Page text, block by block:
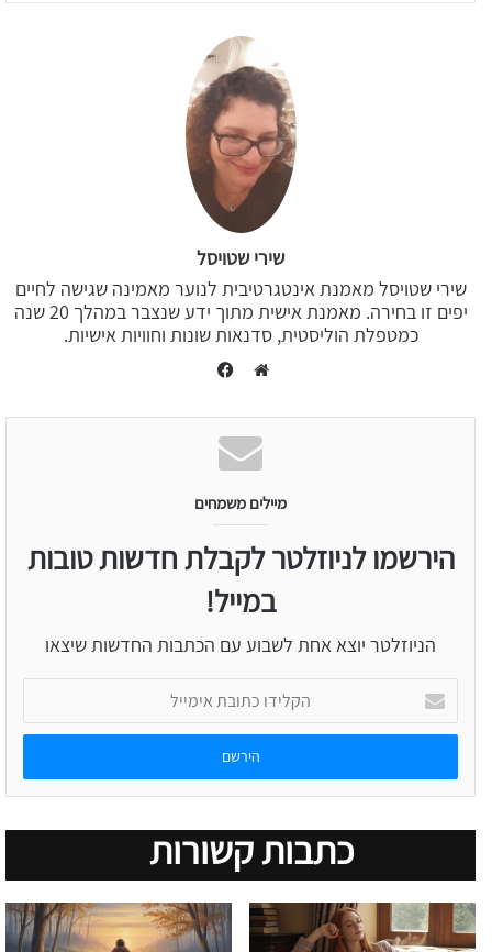
שירי שטויסל
שירי שטויסל מאמנת אינטגרטיבית לנוער מאמינה שגישה לחיים
יפים זו בחירה. מאמנת אישית מתוך ידע שנצבר במהלך 20 שנה
כמטפלת הוליסטית, סדנאות שונות וחוויות אישיות.
מיילים משמחים
הירשמו לניוזלטר לקבלת חדשות טובות
במייל!
הניוזלטר יוצא אחת לשבוע עם הכתבות החדשות שיצאו
הקלידו
כתובת
אימייל
כתבות קשורות